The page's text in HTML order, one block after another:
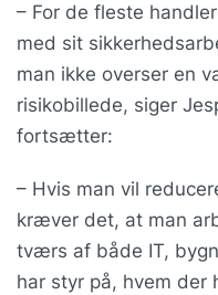
– For de fleste
med sit
man ikke overser en
risikobillede, siger
fortsætter:
– Hvis man vil
kræver det, at man
tværs af både IT,
har styr på, hvem der